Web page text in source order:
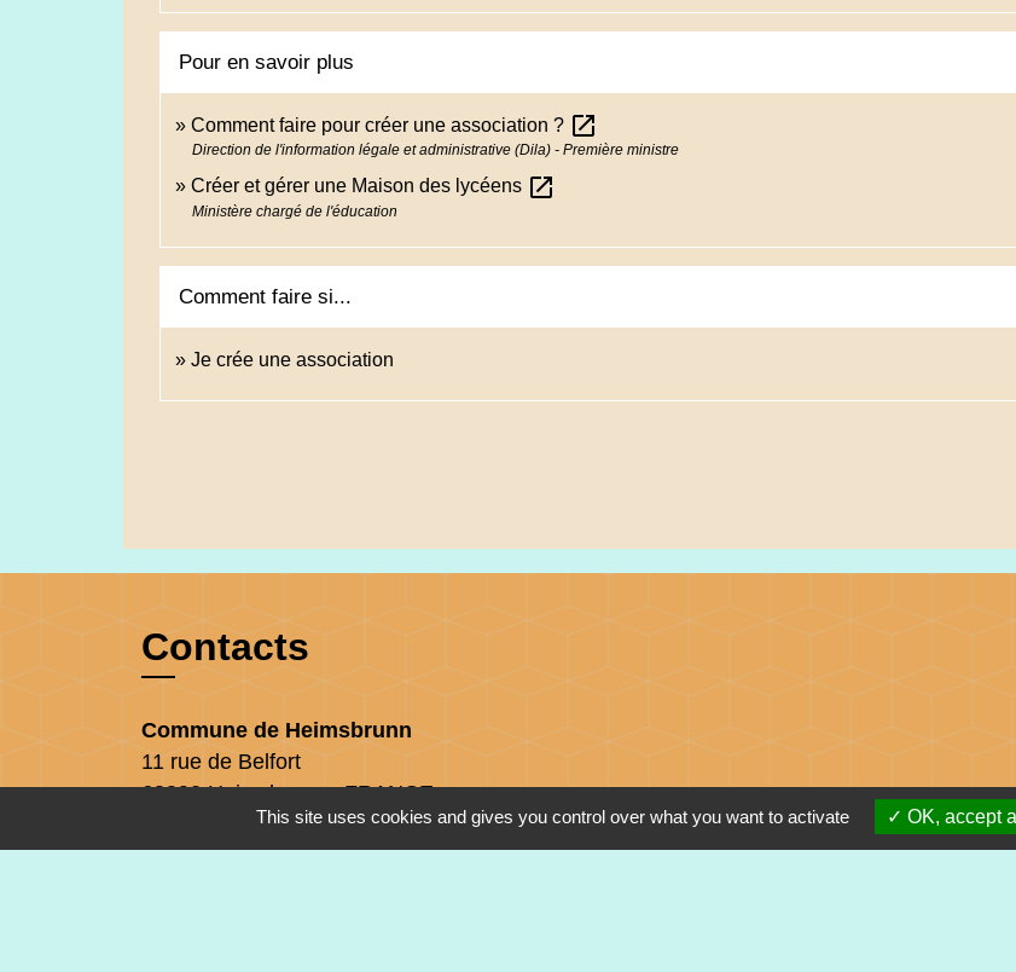
Pour en savoir plus
Comment faire pour créer une association ? open_in_new
Direction de l'information légale et administrative (Dila) - Première ministre
Créer et gérer une Maison des lycéens open_in_new
Ministère chargé de l'éducation
Comment faire si...
Je crée une association
Contacts
Commune de Heimsbrunn
11 rue de Belfort
68990 Heimsbrunn - FRANCE
+33 3 89 81 90 34This site uses cookies and gives you control over what you want to activate OK, accept all